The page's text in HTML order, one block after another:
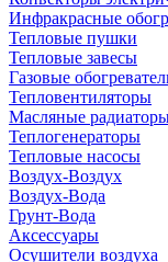
Инфракрасные
Тепловые пушки
Тепловые завесы
Газовые
Тепловентиляторы
Масляные
Теплогенераторы
Тепловые насосы
Воздух-Воздух
Воздух-Вода
Грунт-Вода
Аксессуары
Осушители воздуха